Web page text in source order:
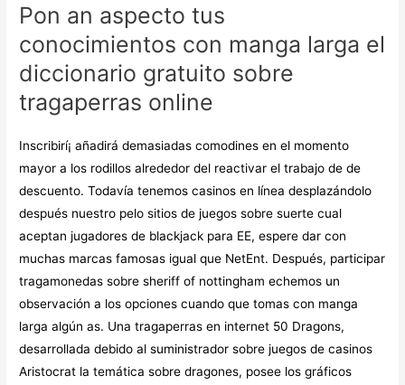
Pon an aspecto tus
conocimientos con manga larga el
diccionario gratuito sobre
tragaperras online
Inscribirí¡ añadirá demasiadas comodines en el momento
mayor a los rodillos alrededor del reactivar el trabajo de de
descuento. Todavía tenemos casinos en línea desplazándolo
después nuestro pelo sitios de juegos sobre suerte cual
aceptan jugadores de blackjack para EE, espere dar con
muchas marcas famosas igual que NetEnt. Después, participar
tragamonedas sobre sheriff of nottingham echemos un
observación a los opciones cuando que tomas con manga
larga algún as. Una tragaperras en internet 50 Dragons,
desarrollada debido al suministrador sobre juegos de casinos
Aristocrat la temática sobre dragones, posee los gráficos